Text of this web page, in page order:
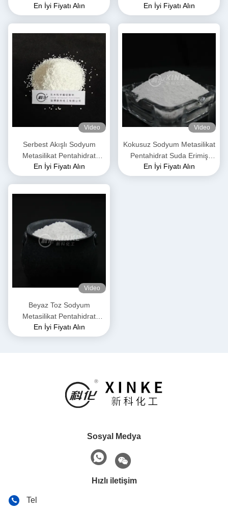
Na2SiO3·5H2O suda
çözünür
En İyi Fiyatı Alın
hammadde
En İyi Fiyatı Alın
Video
Serbest Akışlı Sodyum
Metasilikat Pentahidrat
Granüller Beyaz Renk
En İyi Fiyatı Alın
Video
Kokusuz Sodyum Metasilikat
Pentahidrat Suda Erimiş
Moleküler Ağırlık 212.14
G/mol
En İyi Fiyatı Alın
Video
Beyaz Toz Sodyum
Metasilikat Pentahidrat
Yanmaz ve Kuru Yerde
Depolama için Uygun
En İyi Fiyatı Alın
Sosyal Medya
Hızlı iletişim
Tel